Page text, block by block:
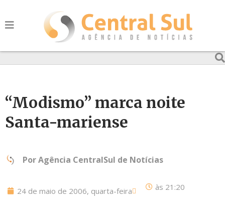
“Modismo” marca noite
Santa-mariense
PorAgência CentralSul de Notícias
24 de maio de 2006, quarta-feira às 21:20